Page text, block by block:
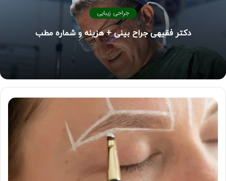
جراحی زیبایی
دکتر فقیهی جراح بینی + هزینه و شماره مطب